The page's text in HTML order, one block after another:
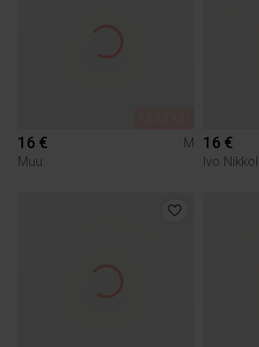
16 €
M
Muu
16 €
Ivo